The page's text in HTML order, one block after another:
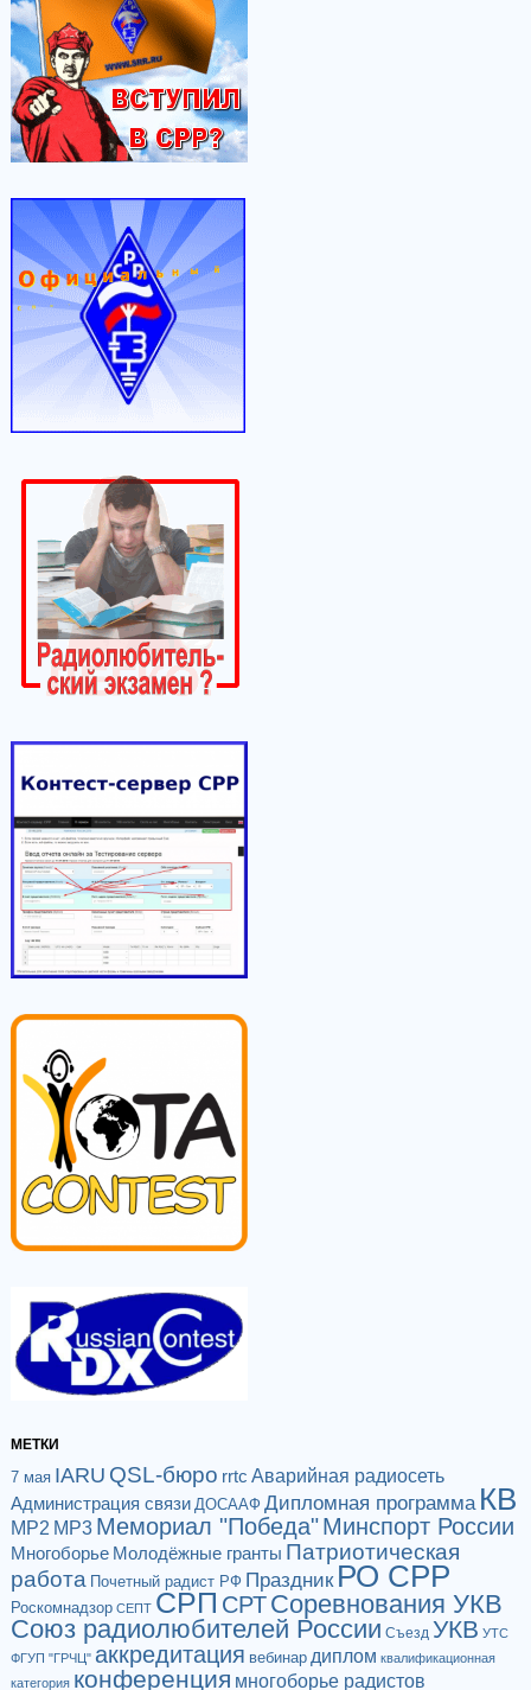
МЕТКИ
7 мая IARU QSL-бюро rrtc Аварийная радиосеть
Администрация связи ДОСААФ Дипломная программа КВ
МР2 МР3 Мемориал "Победа"Минспорт России
Многоборье Молодёжные гранты Патриотическая
работа Почетный радист РФ Праздник РО СРР
Роскомнадзор СЕПТ СРП СРТСоревнования УКВ
Союз радиолюбителей России Съезд УКВ УТС
ФГУП "ГРЧЦ" аккредитация вебинар диплом квалификационная
категория конференция многоборье радистов